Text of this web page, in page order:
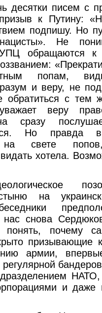
десятки писем с
к Путину:
подпишу. Но
Не
обращаются
попам,
и веру, не
обратиться с тем
веру
сразу
Но
на свете
хотела.
на
снова
почему
призывающие
армии,
и